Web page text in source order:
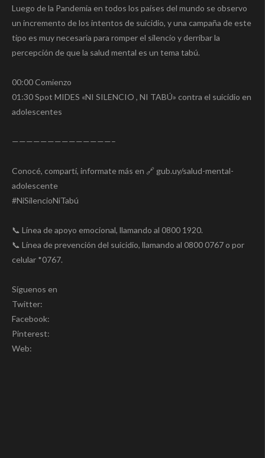
Luego de la Pandemia en todos los países del mundo se observo
un incremento de los intentos de suicidio, y una campaña de este
tipo es muy necesaria para romper el silencio y derribar la
percepción de que la salud mental es un tema tabú.
00:00 Comienzo
01:30 Spot MIDES «NI SILENCIO , NI TABÚ» contra el suicidio en
adolescentes
——————————————–
Conocé, compartí, informate más en 🔗 gub.uy/salud-mental-
adolescente
#NiSilencioNiTabú
📞 Línea de apoyo emocional, llamando al 0800 1920.
📞 Línea de prevención del suicidio, llamando al 0800 0767 o por
celular *0767.
Síguenos en
Twitter:
Facebook:
Pinterest:
Web: